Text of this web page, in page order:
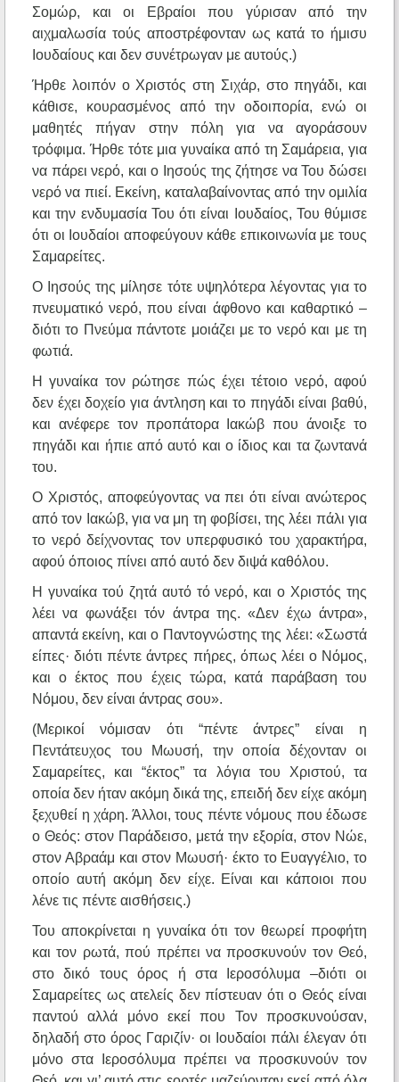
Σομώρ, και οι Εβραίοι που γύρισαν από την
αιχμαλωσία τούς αποστρέφονταν ως κατά το ήμισυ
Ιουδαίους και δεν συνέτρωγαν με αυτούς.)
Ήρθε λοιπόν ο Χριστός στη Σιχάρ, στο πηγάδι, και
κάθισε, κουρασμένος από την οδοιπορία, ενώ οι
μαθητές πήγαν στην πόλη για να αγοράσουν
τρόφιμα. Ήρθε τότε μια γυναίκα από τη Σαμάρεια, για
να πάρει νερό, και ο Ιησούς της ζήτησε να Του δώσει
νερό να πιεί. Εκείνη, καταλαβαίνοντας από την ομιλία
και την ενδυμασία Του ότι είναι Ιουδαίος, Του θύμισε
ότι οι Ιουδαίοι αποφεύγουν κάθε επικοινωνία με τους
Σαμαρείτες.
Ο Ιησούς της μίλησε τότε υψηλότερα λέγοντας για το
πνευματικό νερό, που είναι άφθονο και καθαρτικό –
διότι το Πνεύμα πάντοτε μοιάζει με το νερό και με τη
φωτιά.
Η γυναίκα τον ρώτησε πώς έχει τέτοιο νερό, αφού
δεν έχει δοχείο για άντληση και το πηγάδι είναι βαθύ,
και ανέφερε τον προπάτορα Ιακώβ που άνοιξε το
πηγάδι και ήπιε από αυτό και ο ίδιος και τα ζωντανά
του.
Ο Χριστός, αποφεύγοντας να πει ότι είναι ανώτερος
από τον Ιακώβ, για να μη τη φοβίσει, της λέει πάλι για
το νερό δείχνοντας τον υπερφυσικό του χαρακτήρα,
αφού όποιος πίνει από αυτό δεν διψά καθόλου.
Η γυναίκα τού ζητά αυτό τό νερό, και ο Χριστός της
λέει να φωνάξει τόν άντρα της. «Δεν έχω άντρα»,
απαντά εκείνη, και ο Παντογνώστης της λέει: «Σωστά
είπες· διότι πέντε άντρες πήρες, όπως λέει ο Νόμος,
και ο έκτος που έχεις τώρα, κατά παράβαση του
Νόμου, δεν είναι άντρας σου».
(Μερικοί νόμισαν ότι “πέντε άντρες” είναι η
Πεντάτευχος του Μωυσή, την οποία δέχονταν οι
Σαμαρείτες, και “έκτος” τα λόγια του Χριστού, τα
οποία δεν ήταν ακόμη δικά της, επειδή δεν είχε ακόμη
ξεχυθεί η χάρη. Άλλοι, τους πέντε νόμους που έδωσε
ο Θεός: στον Παράδεισο, μετά την εξορία, στον Νώε,
στον Αβραάμ και στον Μωυσή· έκτο το Ευαγγέλιο, το
οποίο αυτή ακόμη δεν είχε. Είναι και κάποιοι που
λένε τις πέντε αισθήσεις.)
Του αποκρίνεται η γυναίκα ότι τον θεωρεί προφήτη
και τον ρωτά, πού πρέπει να προσκυνούν τον Θεό,
στο δικό τους όρος ή στα Ιεροσόλυμα –διότι οι
Σαμαρείτες ως ατελείς δεν πίστευαν ότι ο Θεός είναι
παντού αλλά μόνο εκεί που Τον προσκυνούσαν,
δηλαδή στο όρος Γαριζίν· οι Ιουδαίοι πάλι έλεγαν ότι
μόνο στα Ιεροσόλυμα πρέπει να προσκυνούν τον